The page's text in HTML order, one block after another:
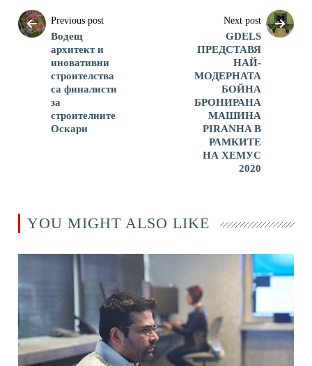
Previous post
Водещ
архитект и
иновативни
строителства
са финалисти
за
строителните
Оскари
Next post
GDELS
ПРЕДСТАВЯ
НАЙ-
МОДЕРНАТА
БОЙНА
БРОНИРАНА
МАШИНА
PIRANHA В
РАМКИТЕ
НА ХЕМУС
2020
YOU MIGHT ALSO LIKE